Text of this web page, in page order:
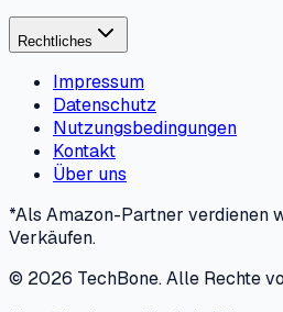
Rechtliches
Impressum
Datenschutz
Nutzungsbedingungen
Kontakt
Über uns
*Als Amazon-Partner verdienen
Verkäufen.
© 2026 TechBone.Alle Rechte